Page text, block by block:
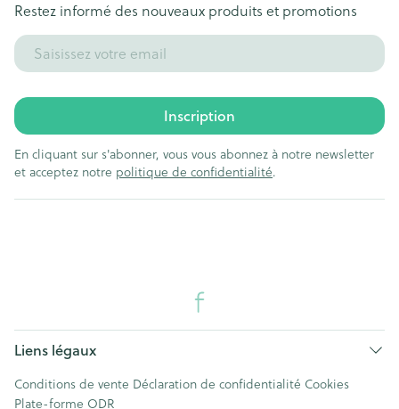
Restez informé des nouveaux produits et promotions
Adresse mail
Inscription
En cliquant sur s'abonner, vous vous abonnez à notre newsletter
et acceptez notre politique de confidentialité.
Liens légaux
Conditions de vente Déclaration de confidentialité Cookies
Plate-forme ODR